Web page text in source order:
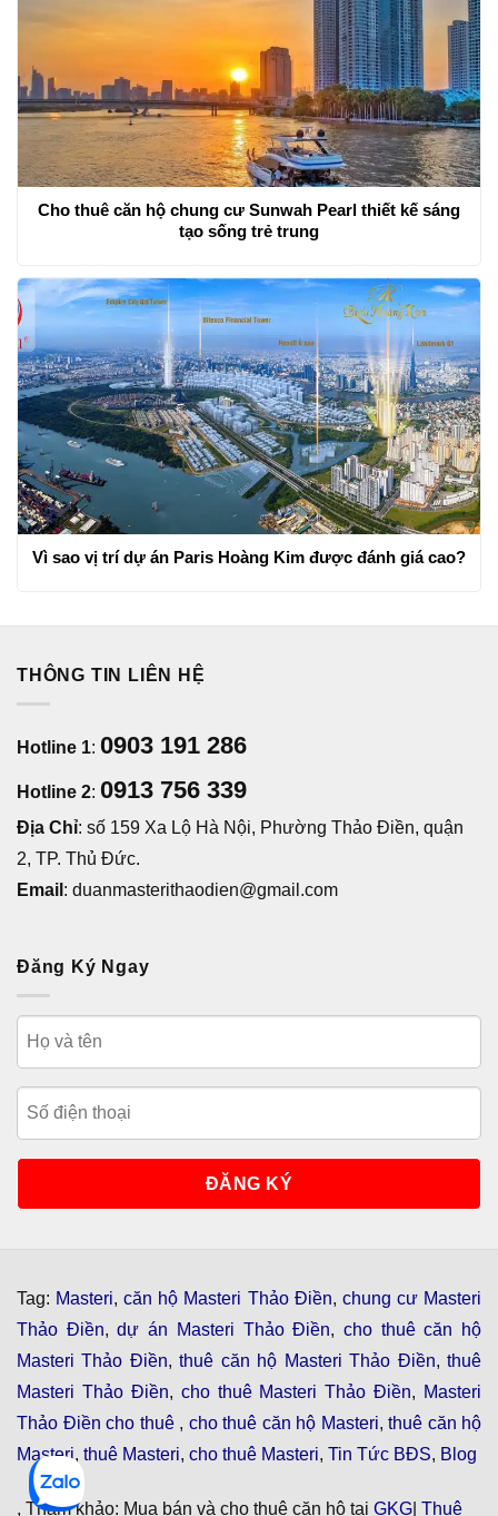
Cho thuê căn hộ chung cư Sunwah Pearl thiết kế sáng
tạo sống trẻ trung
Vì sao vị trí dự án Paris Hoàng Kim được đánh giá cao?
THÔNG TIN LIÊN HỆ
Hotline 1: 0903 191 286
Hotline 2: 0913 756 339
Địa Chỉ: số 159 Xa Lộ Hà Nội, Phường Thảo Điền, quận
2, TP. Thủ Đức.
Email : duanmasterithaodien@gmail.com
Đăng Ký Ngay
Tag: Masteri,căn hộ Masteri Thảo Điền, chung cư Masteri
Thảo Điền,dự án Masteri Thảo Điền, cho thuê căn hộ
Masteri Thảo Điền,thuê căn hộ Masteri Thảo Điền,thuê
Masteri Thảo Điền, cho thuê Masteri Thảo Điền, Masteri
Thảo Điền cho thuê , cho thuê căn hộ Masteri, thuê căn hộ
Masteri, thuê Masteri, cho thuê Masteri, Tin Tức BĐS, Blog
, Tham khảo: Mua bán và cho thuê căn hộ tại GKG Thuê